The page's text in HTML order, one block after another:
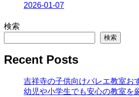
2026-01-07
検索
検索
Recent Posts
吉祥寺の子供向けバレエ教室お
幼児や小学生でも安心の教室を